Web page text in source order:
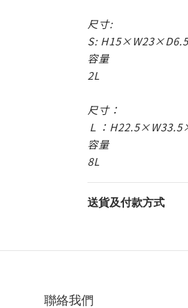
尺寸:
S:
容量
2L
尺寸：
Ｌ：
容量
8L
送貨及付款方式
聯絡我們